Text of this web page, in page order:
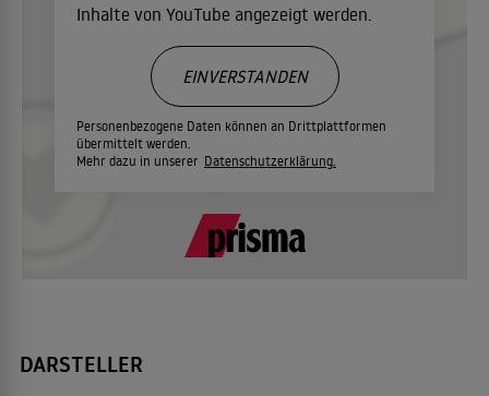
Inhalte von YouTube angezeigt werden.
Personenbezogene Daten können an Drittplattformen
übermittelt werden.
Mehr dazu in unserer Datenschutzerklärung.
EINVERSTANDEN
DARSTELLER